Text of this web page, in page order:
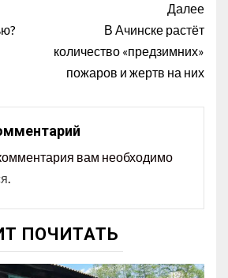
Далее
В Ачинске растёт
количество «предзимних»
пожаров и жертв на них
вам необходимо
.
ПОЧИТАТЬ